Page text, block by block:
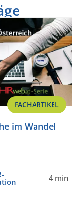
FACHARTIKEL
im Wandel
4 min